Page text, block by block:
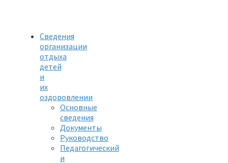
Сведения
организации
отдыха
детей
и
их
оздоровлении
Основные
сведения
Документы
Руководство
Педагогический
и